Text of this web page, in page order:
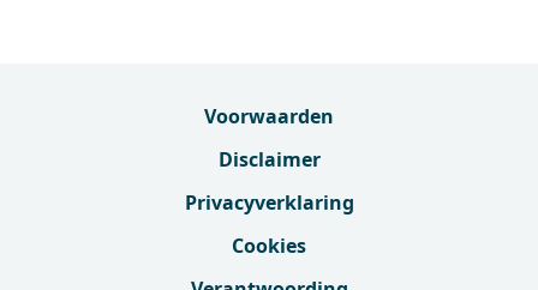
Voorwaarden
Disclaimer
Privacyverklaring
Cookies